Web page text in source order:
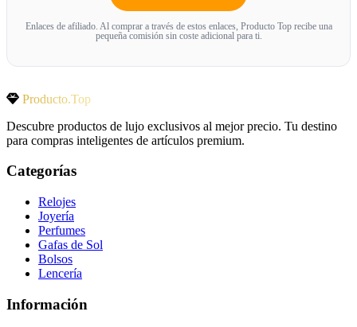
Enlaces de afiliado. Al comprar a través de estos enlaces, Producto Top recibe una
pequeña comisión sin coste adicional para ti.
Producto.Top
Descubre productos de lujo exclusivos al mejor precio. Tu destino
para compras inteligentes de artículos premium.
Categorías
Relojes
Joyería
Perfumes
Gafas de Sol
Bolsos
Lencería
Información